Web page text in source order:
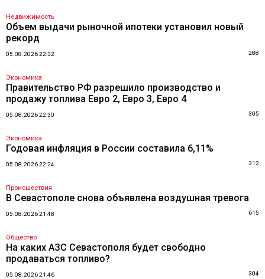
Недвижимость
Объем выдачи рыночной ипотеки установил новый
рекорд
05.08.2026 22:32 288
Экономика
Правительство РФ разрешило производство и
продажу топлива Евро 2, Евро 3, Евро 4
05.08.2026 22:30 305
Экономика
Годовая инфляция в России составила 6,11%
05.08.2026 22:24 312
Происшествия
В Севастополе снова объявлена воздушная тревога
05.08.2026 21:48 615
Общество
На каких АЗС Севастополя будет свободно
продаваться топливо?
05.08.2026 21:46 304